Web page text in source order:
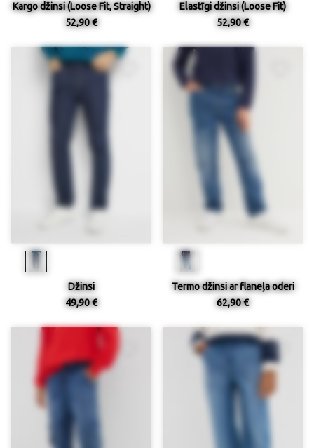
Kargo džinsi (Loose Fit, Straight)
52,90 €
Elastīgi džinsi (Loose Fit)
52,90 €
Džinsi
49,90 €
Termo džinsi ar flaneļa oderi
62,90 €